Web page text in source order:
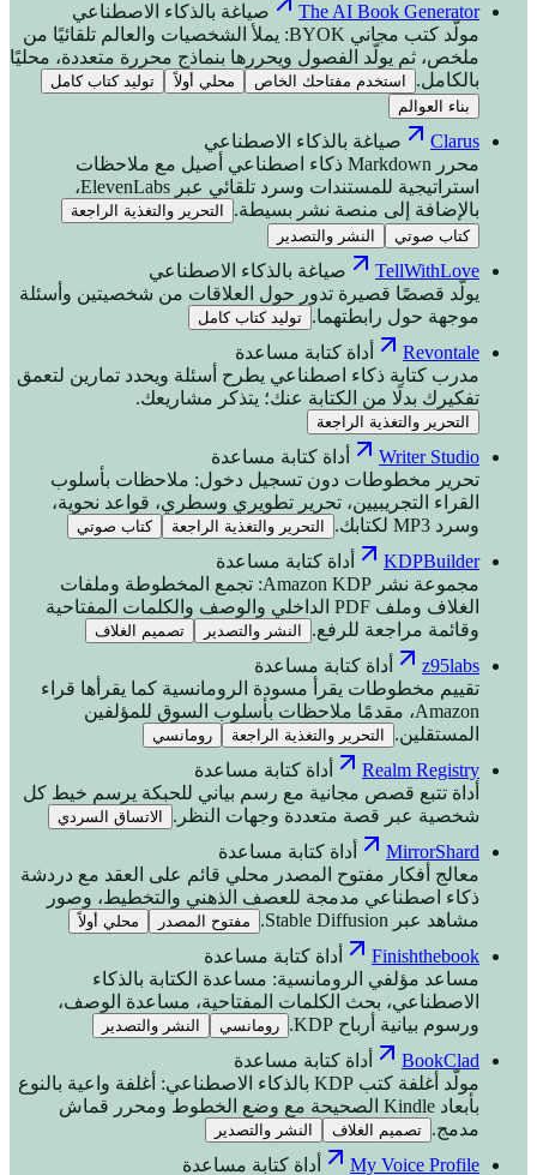
The AI Book Generator
صياغة بالذكاء الاصطناعي
مولّد كتب مجاني BYOK: يملأ الشخصيات والعالم تلقائيًا من
ملخص، ثم يولّد الفصول ويحررها بنماذج محررة متعددة، محليًا
بالكامل.
استخدم مفتاحك الخاص محلي أولاً
توليد كتاب كامل
بناء العوالم
Clarus
صياغة بالذكاء الاصطناعي
محرر Markdown ذكاء اصطناعي أصيل مع ملاحظات
استراتيجية للمستندات وسرد تلقائي عبر ElevenLabs،
بالإضافة إلى منصة نشر بسيطة.
التحرير والتغذية الراجعة
كتاب صوتي
النشر والتصدير
TellWithLove
صياغة بالذكاء الاصطناعي
يولّد قصصًا قصيرة تدور حول العلاقات من شخصيتين وأسئلة
موجهة حول رابطتهما. توليد كتاب كامل
Revontale
أداة كتابة مساعدة
مدرب كتابة ذكاء اصطناعي يطرح أسئلة ويحدد تمارين لتعمق
تفكيرك بدلًا من الكتابة عنك؛ يتذكر مشاريعك.
التحرير والتغذية الراجعة
Writer Studio
أداة كتابة مساعدة
تحرير مخطوطات دون تسجيل دخول: ملاحظات بأسلوب
القراء التجريبيين، تحرير تطويري وسطري، قواعد نحوية،
وسرد MP3 لكتابك.
التحرير والتغذية الراجعة كتاب صوتي
KDPBuilder
أداة كتابة مساعدة
مجموعة نشر Amazon KDP: تجمع المخطوطة وملفات
الغلاف وملف PDF الداخلي والوصف والكلمات المفتاحية
وقائمة مراجعة للرفع.
النشر والتصدير تصميم الغلاف
z95labs
أداة كتابة مساعدة
تقييم مخطوطات يقرأ مسودة الرومانسية كما يقرأها قراء
Amazon، مقدمًا ملاحظات بأسلوب السوق للمؤلفين
المستقلين.
التحرير والتغذية الراجعة رومانسي
Realm Registry
أداة كتابة مساعدة
أداة تتبع قصص مجانية مع رسم بياني للحبكة يرسم خيط كل
شخصية عبر قصة متعددة وجهات النظر.
الاتساق السردي
MirrorShard
أداة كتابة مساعدة
معالج أفكار مفتوح المصدر محلي قائم على العقد مع دردشة
ذكاء اصطناعي مدمجة للعصف الذهني والتخطيط، وصور
مشاهد عبر Stable Diffusion.
مفتوح المصدر محلي أولاً
Finishthebook
أداة كتابة مساعدة
مساعد مؤلفي الرومانسية: مساعدة الكتابة بالذكاء
الاصطناعي، بحث الكلمات المفتاحية، مساعدة الوصف،
ورسوم بيانية أرباح KDP.
رومانسي النشر والتصدير
BookClad
أداة كتابة مساعدة
مولّد أغلفة كتب KDP بالذكاء الاصطناعي: أغلفة واعية بالنوع
بأبعاد Kindle الصحيحة مع وضع الخطوط ومحرر قماش
مدمج. تصميم الغلاف النشر والتصدير
My Voice Profile
أداة كتابة مساعدة